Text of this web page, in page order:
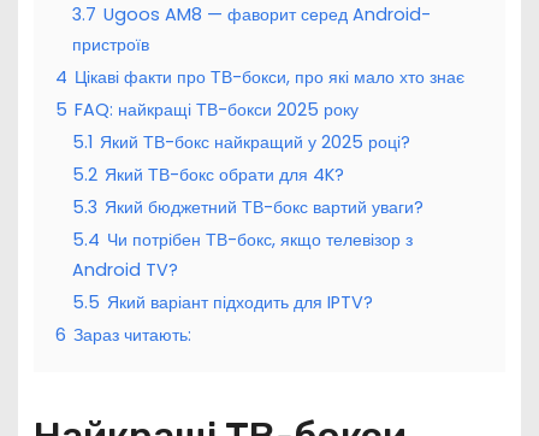
3.7 Ugoos AM8 — фаворит серед Android-
пристроїв
4 Цікаві факти про ТВ-бокси, про які мало хто знає
5 FAQ: найкращі ТВ-бокси 2025 року
5.1 Який ТВ-бокс найкращий у 2025 році?
5.2 Який ТВ-бокс обрати для 4K?
5.3 Який бюджетний ТВ-бокс вартий уваги?
5.4 Чи потрібен ТВ-бокс, якщо телевізор з
Android TV?
5.5 Який варіант підходить для IPTV?
6 Зараз читають: